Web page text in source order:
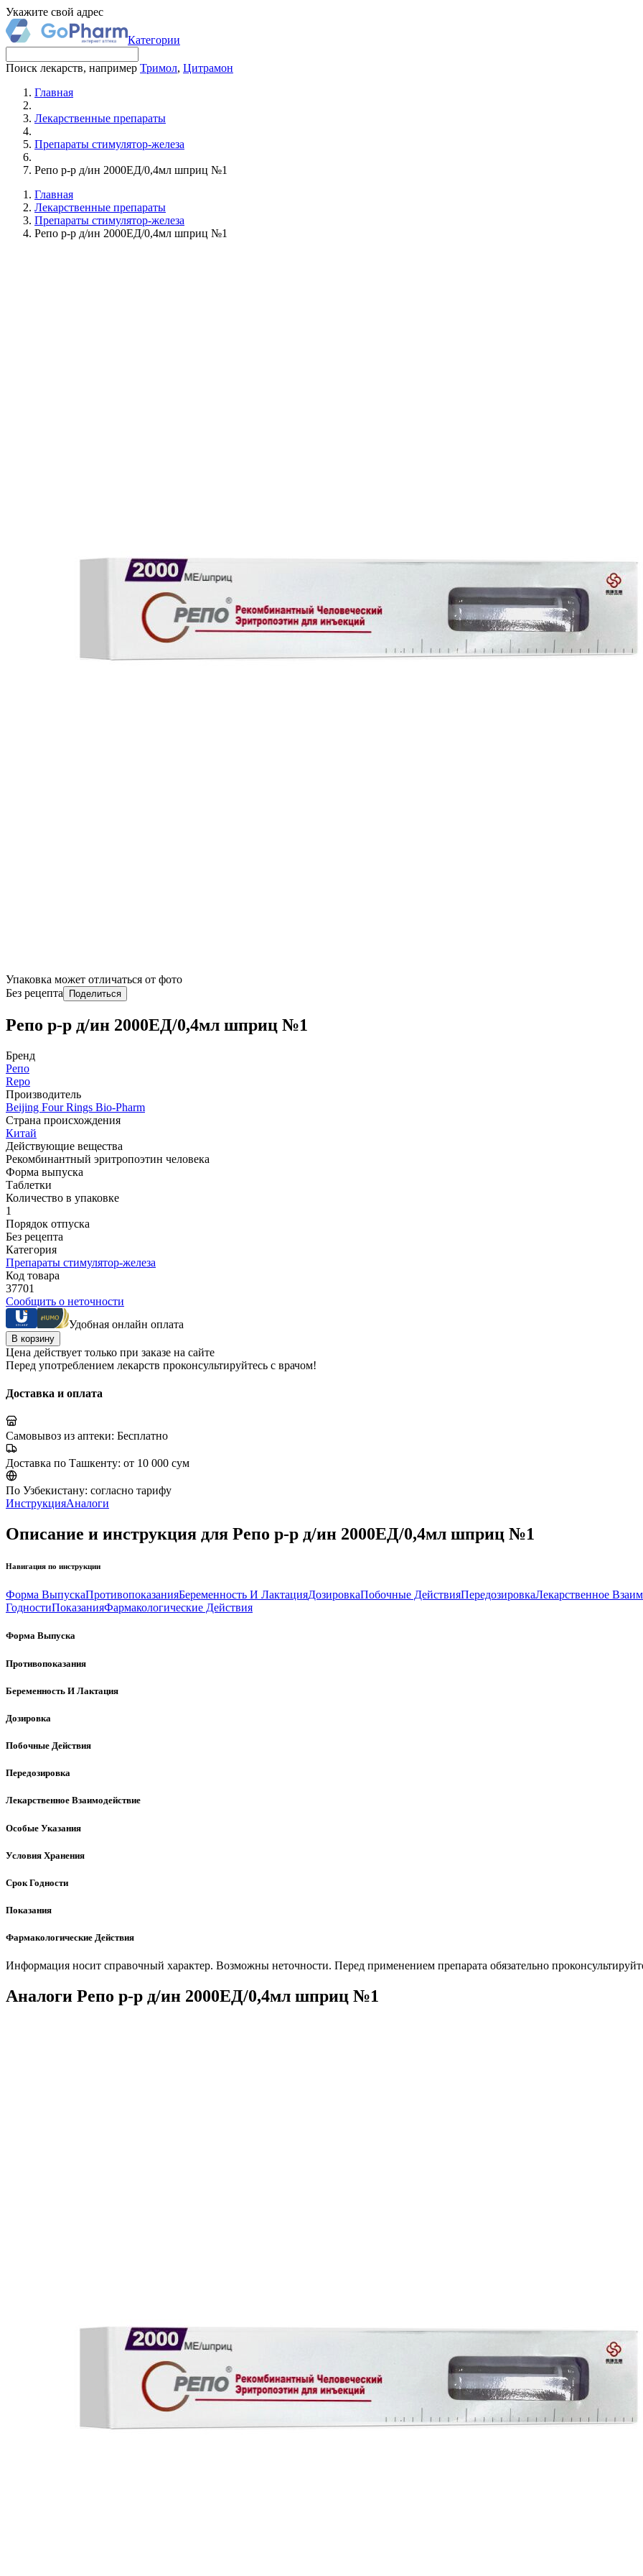
Укажите свой адрес
Категории
Поиск лекарств, например Тримол, Цитрамон
Главная
Лекарственные препараты
Препараты стимулятор-железа
Репо р-р д/ин 2000ЕД/0,4мл шприц №1
Главная
Лекарственные препараты
Препараты стимулятор-железа
Репо р-р д/ин 2000ЕД/0,4мл шприц №1
Упаковка может отличаться от фото
Без рецепта
Поделиться
Репо р-р д/ин 2000ЕД/0,4мл шприц №1
Бренд
Репо
Repo
Производитель
Beijing Four Rings Bio-Pharm
Страна происхождения
Китай
Действующие вещества
Рекомбинантный эритропоэтин человека
Форма выпуска
Таблетки
Количество в упаковке
1
Порядок отпуска
Без рецепта
Категория
Препараты стимулятор-железа
Код товара
37701
Сообщить о неточности
Удобная онлайн оплата
В корзину
Цена действует только при заказе на сайте
Перед употреблением лекарств проконсультируйтесь с врачом!
Доставка и оплата
Самовывоз из аптеки: Бесплатно
Доставка по Ташкенту: от 10 000 сум
По Узбекистану: согласно тарифу
ИнструкцияАналоги
Описание и инструкция для Репо р-р д/ин 2000ЕД/0,4мл шприц №1
Навигация по инструкции
Форма ВыпускаПротивопоказанияБеременность И ЛактацияДозировкаПобочные ДействияПередозировкаЛекарственное
ГодностиПоказанияФармакологические Действия
Форма Выпуска
Противопоказания
Беременность И Лактация
Дозировка
Побочные Действия
Передозировка
Лекарственное Взаимодействие
Особые Указания
Условия Хранения
Срок Годности
Показания
Фармакологические Действия
Информация носит справочный характер. Возможны неточности. Перед применением препарата обязательно
Аналоги Репо р-р д/ин 2000ЕД/0,4мл шприц №1